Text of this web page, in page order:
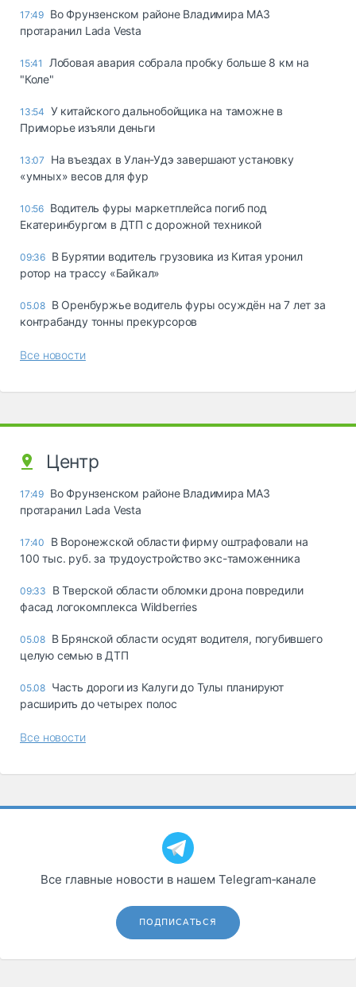
17:49 Во Фрунзенском районе Владимира МАЗ
протаранил Lada Vesta
15:41
Лобовая авария собрала пробку больше 8 км на
"Коле"
13:54 У китайского дальнобойщика на таможне в
Приморье изъяли деньги
13:07
Ha въeздax в Улaн-Удэ зaвepшaют ycтaнoвкy
«yмныx» вecoв для фyp
10:56 Водитель фуры маркетплейса погиб под
Екатеринбургом в ДТП с дорожной техникой
09:36 В Бурятии водитель грузовика из Китая уронил
ротор на трассу «Байкал»
05.08 В Оренбуржье водитель фуры осуждён на 7 лет за
контрабанду тонны прекурсоров
Все новости
Центр
17:49 Во Фрунзенском районе Владимира МАЗ
протаранил Lada Vesta
17:40
В Воронежской области фирму оштрафовали на
100 тыс. руб. за трудоустройство экс-таможенника
09:33
В Тверской области обломки дрона повредили
фасад логокомплекса Wildberries
05.08 В Брянской области осудят водителя, погубившего
целую семью в ДТП
05.08 Часть дороги из Калуги до Тулы планируют
расширить до четырех полос
Все новости
Все главные новости в нашем Telegram‑канале
ПОДПИСАТЬСЯ